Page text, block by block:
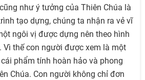
như ý tưởng của Thiên Chúa là
tạo dựng, chúng ta nhận ra vẻ vĩ
ngôi vị được dựng nên theo hình
Vì thế con người được xem là một
phẩm tính hoàn hảo và phong
Chúa. Con người không chỉ đơn